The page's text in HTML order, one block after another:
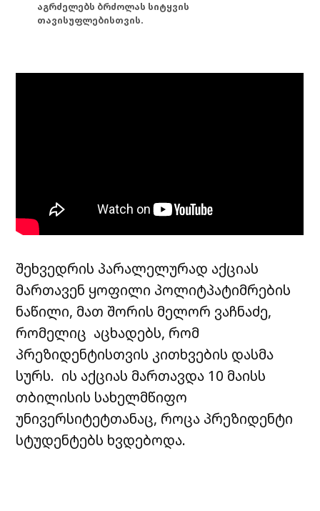
აგრძელებს ბრძოლას სიტყვის
თავისუფლებისთვის.
შეხვედრის პარალელურად აქციას
მართავენ ყოფილი პოლიტპატიმრების
ნაწილი, მათ შორის მელორ ვაჩნაძე,
რომელიც აცხადებს, რომ
პრეზიდენტისთვის კითხვების დასმა
სურს. ის აქციას მართავდა 10 მაისს
თბილისის სახელმწიფო
უნივერსიტეტთანაც, როცა პრეზიდენტი
სტუდენტებს ხვდებოდა.